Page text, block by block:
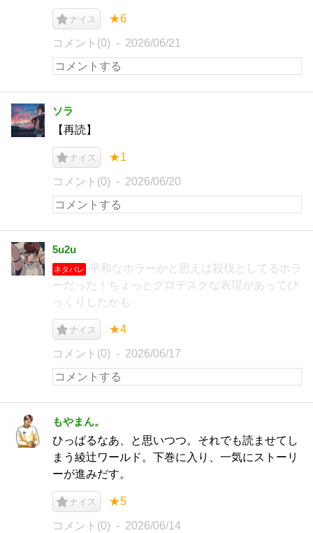
ナイス ★6
コメント(0) 2026/06/21
ソラ
【再読】
ナイス ★1
コメント(0) 2026/06/20
5u2u
ネタバレ
平和なホラーかと思えば殺伐としてるホラ
ーだった！ちょっとグロテスクな表現があってび
っくりしたかも
ナイス ★4
コメント(0) 2026/06/17
もやまん。
ひっぱるなあ、と思いつつ。それでも読ませてし
まう綾辻ワールド。下巻に入り、一気にストーリ
ーが進みだす。
ナイス ★5
コメント(0) 2026/06/14